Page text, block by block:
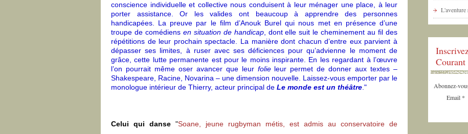
conscience individuelle et collective nous conduisent à leur ménager une place, à leur
porter assistance. Or les valides ont beaucoup à apprendre des personnes
handicapées. La preuve par le film d’Anouk Burel qui nous met en présence d’une
troupe de comédiens en situation de handicap, dont elle suit le cheminement au fil des
répétitions de leur prochain spectacle. La manière dont chacun d’entre eux parvient à
dépasser ses limites, à ruser avec ses déficiences pour qu’advienne le moment de
grâce, cette lutte permanente est pour le moins inspirante. En les regardant à l’œuvre
l’on pourrait même oser avancer que leur folieleur permet de donner aux textes –
Shakespeare, Racine, Novarina – une dimension nouvelle. Laissez-vous emporter par le
monologue intérieur de Thierry, acteur principal de Le monde est un théâtre ."
Celui qui danse "Soane, jeune rugbyman métis, est admis au conservatoire de
L'aventure
Abonnez-
Email